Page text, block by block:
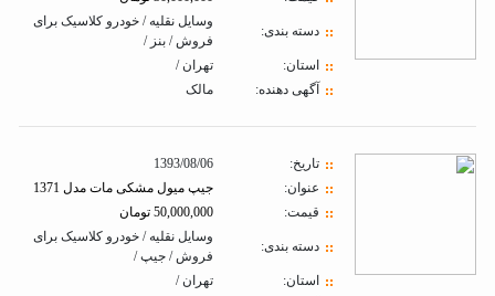
دسته بندی:
وسایل نقلیه / خودرو کلاسیک برای
فروش / بنز /
استان:
تهران /
آگهی دهنده:
مالک
تاريخ:
1393/08/06
عنوان:
جیپ میول مشکی مات مدل 1371
قیمت:
50,000,000 تومان
دسته بندی:
وسایل نقلیه / خودرو کلاسیک برای
فروش / جیپ /
استان:
تهران /